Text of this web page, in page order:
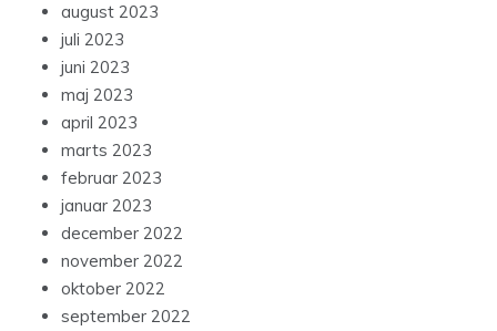
august 2023
juli 2023
juni 2023
maj 2023
april 2023
marts 2023
februar 2023
januar 2023
december 2022
november 2022
oktober 2022
september 2022